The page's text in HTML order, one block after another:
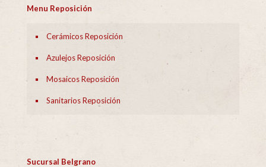
Menu Reposición
Cerámicos Reposición
Azulejos Reposición
Mosaicos Reposición
Sanitarios Reposición
Sucursal Belgrano